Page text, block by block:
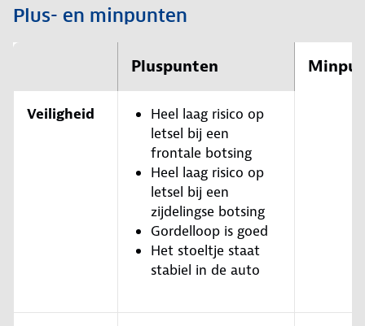
Plus- en minpunten
Pluspunten
Veiligheid
Heel laag risico op
letsel bij een
frontale botsing
Heel laag risico op
letsel bij een
zijdelingse botsing
Gordelloop is goed
Het stoeltje staat
stabiel in de auto